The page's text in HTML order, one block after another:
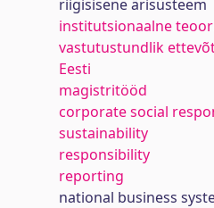
riigisisene ärisüsteem
institutsionaalne
vastutustundlik
Eesti
magistritööd
corporate social
sustainability
responsibility
reporting
national business